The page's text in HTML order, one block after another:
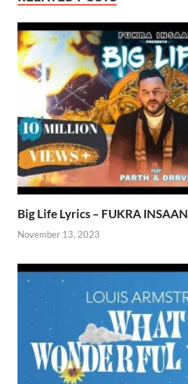
Big Life Lyrics – FUKRA INSAAN
November 13, 2023